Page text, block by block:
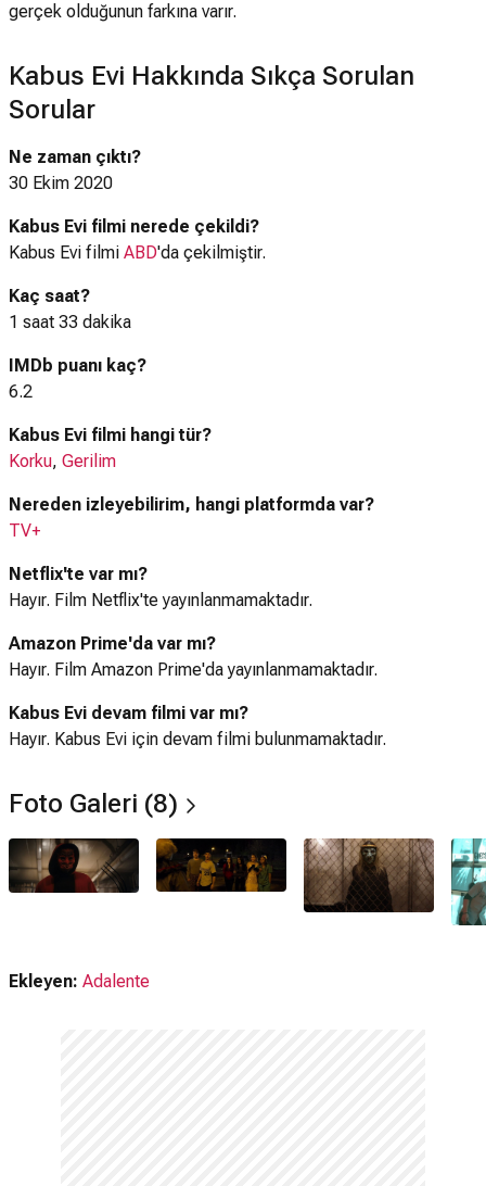
gerçek olduğunun farkına varır.
Kabus Evi Hakkında Sıkça Sorulan
Sorular
Ne zaman çıktı?
30 Ekim 2020
Kabus Evi filmi nerede çekildi?
Kabus Evi filmi ABD'da çekilmiştir.
Kaç saat?
1 saat 33 dakika
IMDb puanı kaç?
6.2
Kabus Evi filmi hangi tür?
Korku, Gerilim
Nereden izleyebilirim, hangi platformda var?
TV+
Netflix'te var mı?
Hayır. Film Netflix'te yayınlanmamaktadır.
Amazon Prime'da var mı?
Hayır. Film Amazon Prime'da yayınlanmamaktadır.
Kabus Evi devam filmi var mı?
Hayır. Kabus Evi için devam filmi bulunmamaktadır.
Foto Galeri (8)
Ekleyen: Adalente